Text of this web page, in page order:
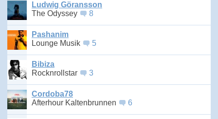
Ludwig Göransson
The Odyssey
8
Pashanim
Lounge Musik
5
Bibiza
Rocknrollstar
3
Cordoba78
Afterhour Kaltenbrunnen
6